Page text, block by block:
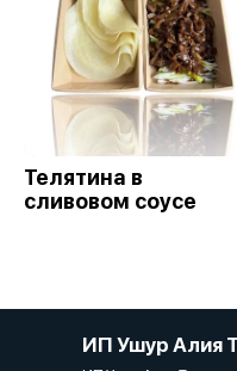
Телятина в
сливовом соусе
ИП Ушур Алия